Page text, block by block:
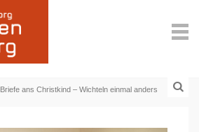
Briefe ans Christkind – Wichteln einmal anders